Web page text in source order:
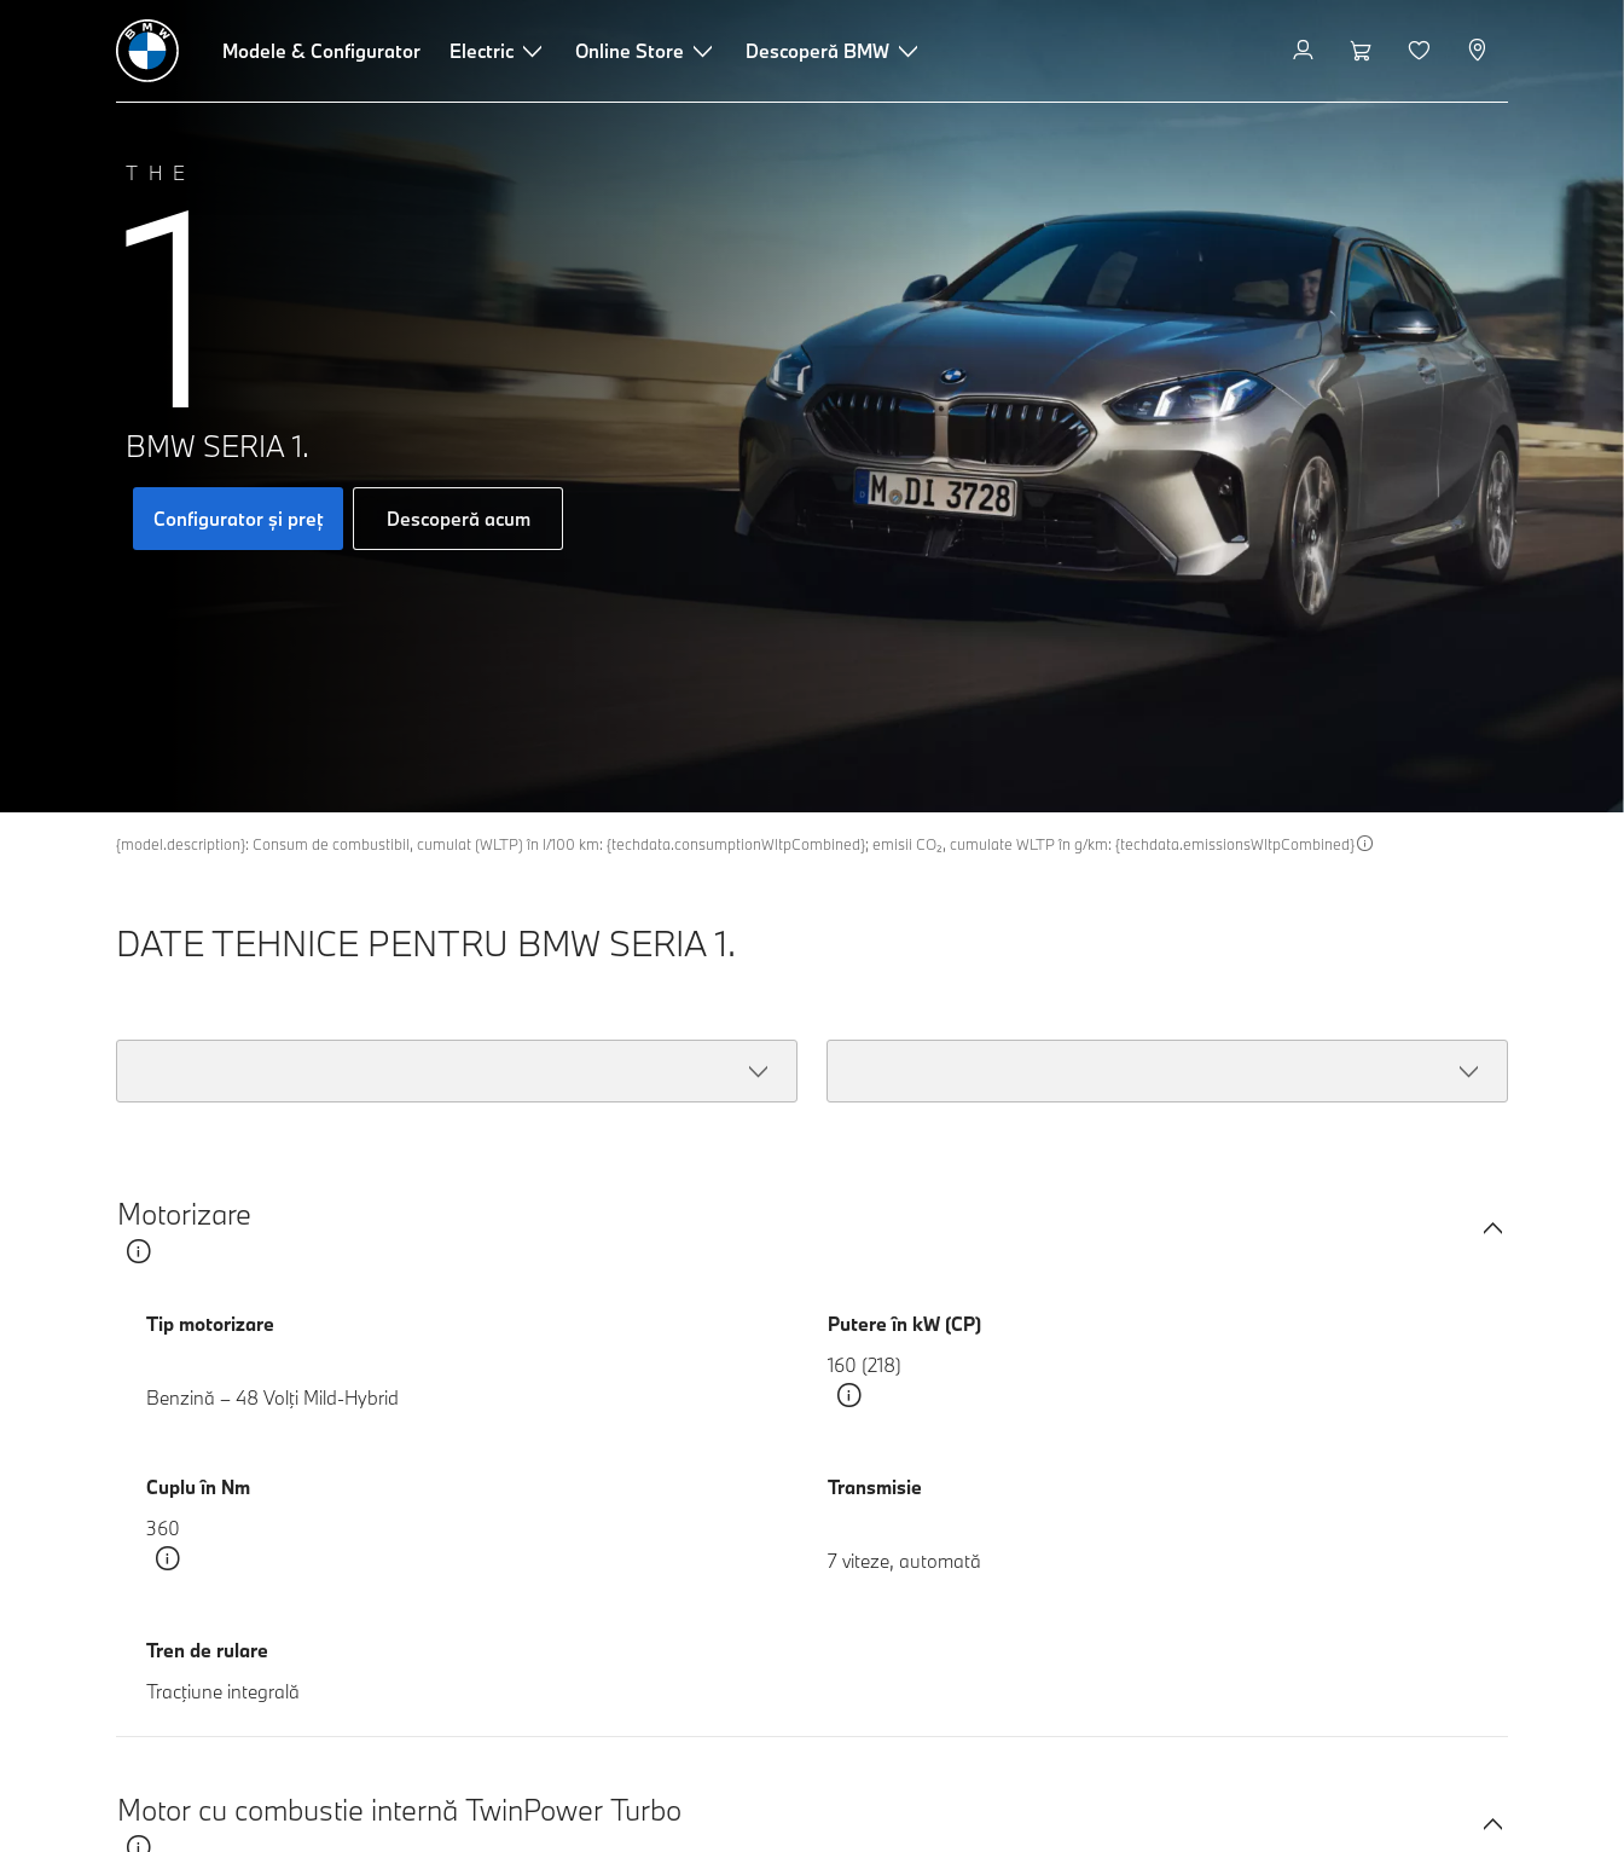
Modele & Configurator Electric Online Store Descoperă BMW
THE
1
BMW SERIA 1.
Configurator şi preţ Descoperă acum
{model.description}: Consum de combustibil, cumulat (WLTP) în l/100 km: {techdata.consumptionWltpCombined}; emisii CO₂, cumulate WLTP în g/km: {techdata.emissionsWltpCombined}
DATE TEHNICE PENTRU BMW SERIA 1.
Motorizare
Tip motorizare
Benzină – 48 Volţi Mild-Hybrid
Putere în kW (CP)
160 (218)
Cuplu în Nm
360
Transmisie
7 viteze, automată
Tren de rulare
Tracţiune integrală
Motor cu combustie internă TwinPower Turbo